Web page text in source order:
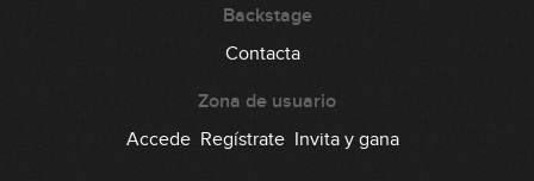
Backstage
Contacta
Zona de usuario
Accede Regístrate Invita y gana